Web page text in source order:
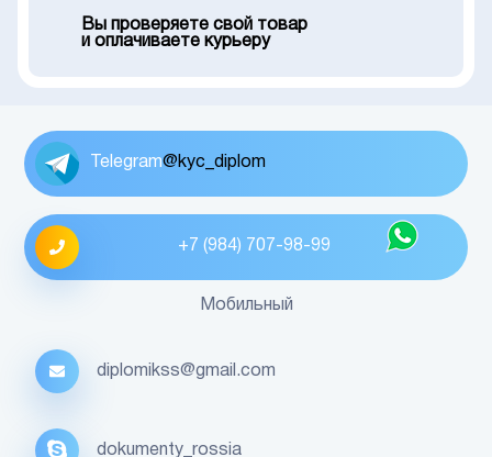
Вы проверяете свой товар
и оплачиваете курьеру
Telegram@kyc_diplom
+7 (984) 707-98-99
Мобильный
diplomikss@gmail.com
dokumenty_rossia